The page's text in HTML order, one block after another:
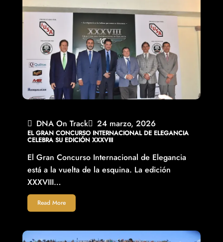
DNA On Track 24 marzo, 2026
EL GRAN CONCURSO INTERNACIONAL DE ELEGANCIA
CELEBRA SU EDICIÓN XXXVIII
El Gran Concurso Internacional de Elegancia
está a la vuelta de la esquina. La edición
XXXVIII…
Read More